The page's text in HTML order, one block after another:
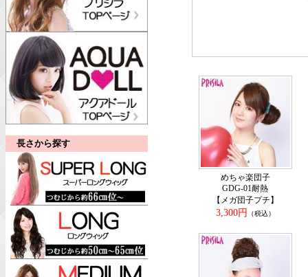
長さから探す
めちゃ楽団子
GDG-01耐熱
【メガ団子プチ】
3,300円
（税込）